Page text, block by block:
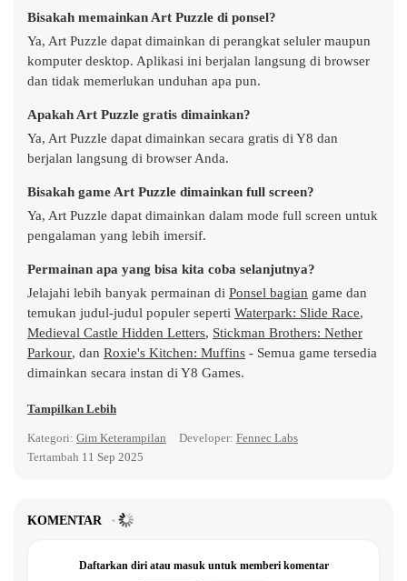
Bisakah memainkan Art Puzzle di ponsel?
Ya, Art Puzzle dapat dimainkan di perangkat seluler maupun
komputer desktop. Aplikasi ini berjalan langsung di browser
dan tidak memerlukan unduhan apa pun.
Apakah Art Puzzle gratis dimainkan?
Ya, Art Puzzle dapat dimainkan secara gratis di Y8 dan
berjalan langsung di browser Anda.
Bisakah game Art Puzzle dimainkan full screen?
Ya, Art Puzzle dapat dimainkan dalam mode full screen untuk
pengalaman yang lebih imersif.
Permainan apa yang bisa kita coba selanjutnya?
Jelajahi lebih banyak permainan di Ponsel bagian game dan
temukan judul-judul populer seperti Waterpark: Slide Race,
Medieval Castle Hidden Letters, Stickman Brothers: Nether
Parkour, dan Roxie's Kitchen: Muffins - Semua game tersedia
dimainkan secara instan di Y8 Games.
Tampilkan Lebih
Kategori: Gim Keterampilan Developer: Fennec Labs
Tertambah 11 Sep 2025
KOMENTAR
Daftarkan diri atau masuk untuk memberi komentar